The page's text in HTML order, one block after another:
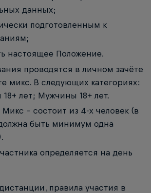
данных;
подготовленным к
настоящее Положение.
проводятся в личном зачёте
микс. В следующих категориях:
лет; Мужчины 18+ лет.
- состоит из 4-х человек (в
быть минимум одна
определяется на день
правила участия в